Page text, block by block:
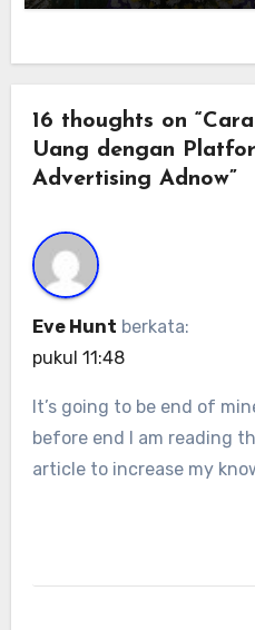
16 thoughts on
Uang dengan
Advertising Adnow”
Eve Hunt berkata:
pukul 11:48
It’s going to be end of
before end I am reading
article to increase my